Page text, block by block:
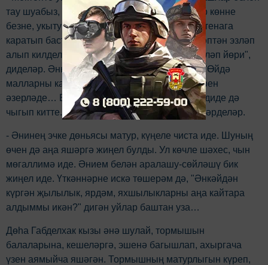
тау шуабыз, чалбарлар юешләнеп бетте. Бер көнне
безне, укытучылар бүлмәсенә алып кереп, стенага
каратып бастырып куйдылар. Әнкәйне мәктәптән эзләп
алып килделәр. "Дөһа апа, кара малаең нишләп йөри",
диделәр. Әнкәй, әзрәк карап торганнан соң, "Өйдә
малларны карады, су алып кайтты, дәресләрен
әзерләде… Бала-чага уйнарга тиеш инде", - диде дә
чыгып китте. Шуннан соң барыбызны да җибәрделәр.
- Әнинең эчке дөньясы матур, күңеле чиста иде. Шуның
өчен дә аңа яшәргә жиңел булды. Ул көчле шәхес, чын
мөгаллимә иде. Әнием белән аралашу-сөйләшү бик
жиңел иде. Үткәннәрне искә төшерәм дә, "Әнкәйдән
күргән җылылык, ярдәм, яхшылыкларны аңа кайтара
алдыммы икән?" дигән уйлар баштан уза…
Дөһа Габделхак кызы әнә шулай, тормышын
балаларына, кешеләргә, эшенә багышлап, ахыргача
үзен аямыйча яшәгән. Тормышның матурлыгын күреп,